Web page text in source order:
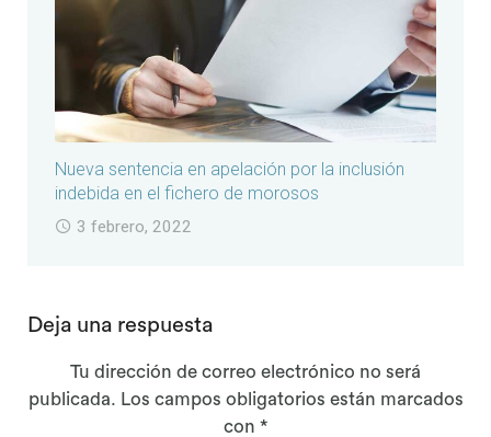
Nueva sentencia en apelación por la inclusión
indebida en el fichero de morosos
3 febrero, 2022
Deja una respuesta
Tu dirección de correo electrónico no será
publicada. Los campos obligatorios están marcados
con *